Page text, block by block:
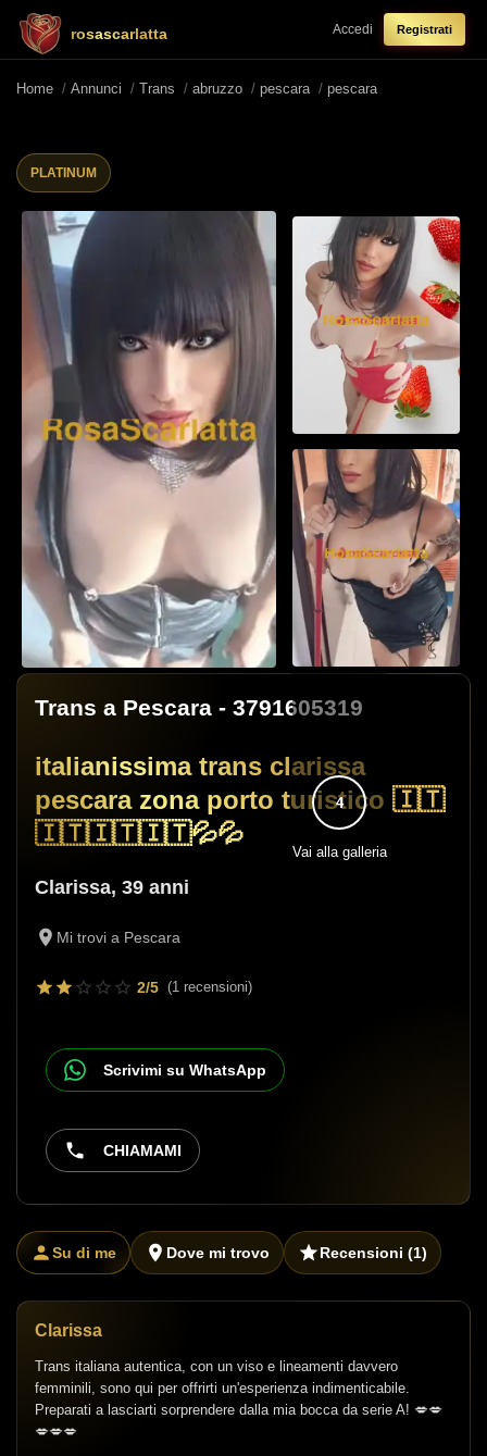
rosascarlatta Accedi Registrati
Home / Annunci / Trans / abruzzo / pescara / pescara
Trans a Pescara - 3791605319
italianissima trans clarissa
pescara zona porto turistico 🇮🇹
🇮🇹🇮🇹🇮🇹💦💦
Clarissa, 39 anni
Mi trovi a Pescara
2/5 (1 recensioni)
Scrivimi su WhatsApp
CHIAMAMI
PLATINUM
4
Vai alla galleria
Su di me Dove mi trovo Recensioni (1)
Clarissa
Trans italiana autentica, con un viso e lineamenti davvero
femminili, sono qui per offrirti un'esperienza indimenticabile.
Preparati a lasciarti sorprendere dalla mia bocca da serie A! 💋💋
💋💋💋